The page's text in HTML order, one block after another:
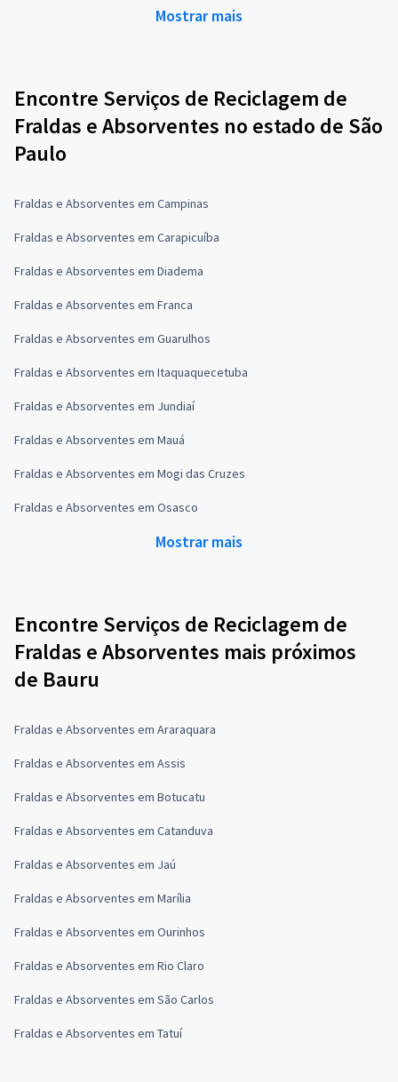
Mostrar mais
Encontre Serviços de Reciclagem de
Fraldas e Absorventes no estado de São
Paulo
Fraldas e Absorventes em Campinas
Fraldas e Absorventes em Carapicuíba
Fraldas e Absorventes em Diadema
Fraldas e Absorventes em Franca
Fraldas e Absorventes em Guarulhos
Fraldas e Absorventes em Itaquaquecetuba
Fraldas e Absorventes em Jundiaí
Fraldas e Absorventes em Mauá
Fraldas e Absorventes em Mogi das Cruzes
Fraldas e Absorventes em Osasco
Mostrar mais
Encontre Serviços de Reciclagem de
Fraldas e Absorventes mais próximos
de Bauru
Fraldas e Absorventes em Araraquara
Fraldas e Absorventes em Assis
Fraldas e Absorventes em Botucatu
Fraldas e Absorventes em Catanduva
Fraldas e Absorventes em Jaú
Fraldas e Absorventes em Marília
Fraldas e Absorventes em Ourinhos
Fraldas e Absorventes em Rio Claro
Fraldas e Absorventes em São Carlos
Fraldas e Absorventes em Tatuí